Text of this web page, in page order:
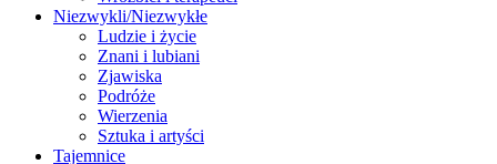
Niezwykli/Niezwykłe
Ludzie i życie
Znani i lubiani
Zjawiska
Podróże
Wierzenia
Sztuka i artyści
Tajemnice